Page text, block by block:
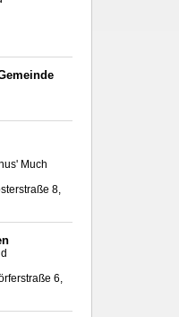
Much
8,
6,